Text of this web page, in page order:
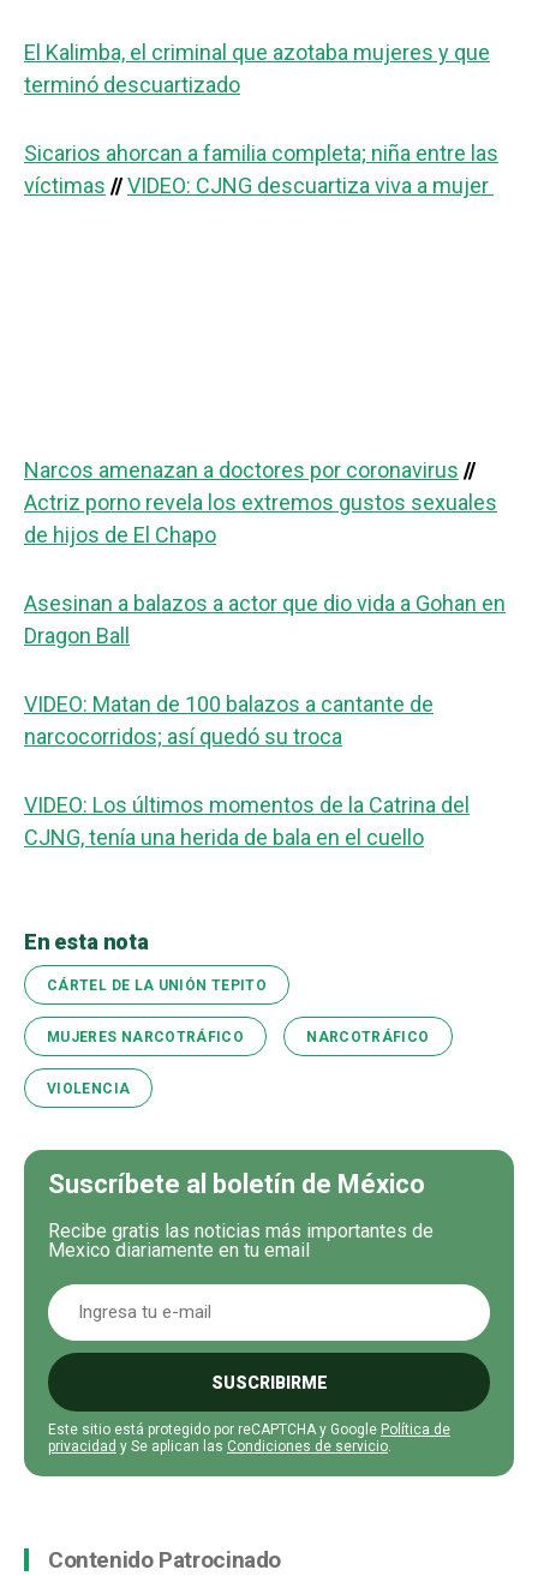
El Kalimba, el criminal que azotaba mujeres y que
terminó descuartizado
Sicarios ahorcan a familia completa; niña entre las
víctimas //VIDEO: CJNG descuartiza viva a mujer
Narcos amenazan a doctores por coronavirus //
Actriz porno revela los extremos gustos sexuales
de hijos de El Chapo
Asesinan a balazos a actor que dio vida a Gohan en
Dragon Ball
VIDEO: Matan de 100 balazos a cantante de
narcocorridos; así quedó su troca
VIDEO: Los últimos momentos de la Catrina del
CJNG, tenía una herida de bala en el cuello
En esta nota
CÁRTEL DE LA UNIÓN TEPITO
MUJERES NARCOTRÁFICO NARCOTRÁFICO
VIOLENCIA
Suscríbete al boletín de México
Recibe gratis las noticias más importantes de
Mexico diariamente en tu email
SUSCRIBIRME
Este sitio está protegido por reCAPTCHA y Google Política de
privacidad y Se aplican las Condiciones de servicio.
Contenido Patrocinado